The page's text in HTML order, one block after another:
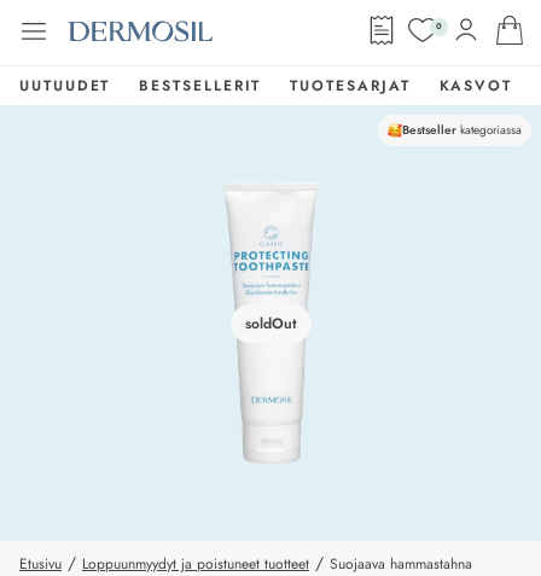
0
UUTUUDET BESTSELLERIT TUOTESARJAT KASVOT
soldOut
Bestseller kategoriassa
Etusivu / Loppuunmyydyt ja poistuneet tuotteet / Suojaava hammastahna